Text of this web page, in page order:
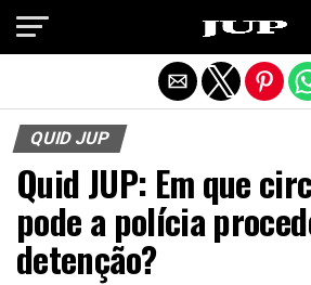
QUID JUP
Quid JUP: Em que
pode a polícia
detenção?
Exit mobile version